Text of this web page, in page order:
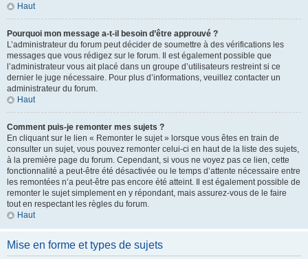
Haut
Pourquoi mon message a-t-il besoin d’être approuvé ?
L’administrateur du forum peut décider de soumettre à des vérifications les
messages que vous rédigez sur le forum. Il est également possible que
l’administrateur vous ait placé dans un groupe d’utilisateurs restreint si ce
dernier le juge nécessaire. Pour plus d’informations, veuillez contacter un
administrateur du forum.
Haut
Comment puis-je remonter mes sujets ?
En cliquant sur le lien « Remonter le sujet » lorsque vous êtes en train de
consulter un sujet, vous pouvez remonter celui-ci en haut de la liste des sujets,
à la première page du forum. Cependant, si vous ne voyez pas ce lien, cette
fonctionnalité a peut-être été désactivée ou le temps d’attente nécessaire entre
les remontées n’a peut-être pas encore été atteint. Il est également possible de
remonter le sujet simplement en y répondant, mais assurez-vous de le faire
tout en respectant les règles du forum.
Haut
Mise en forme et types de sujets